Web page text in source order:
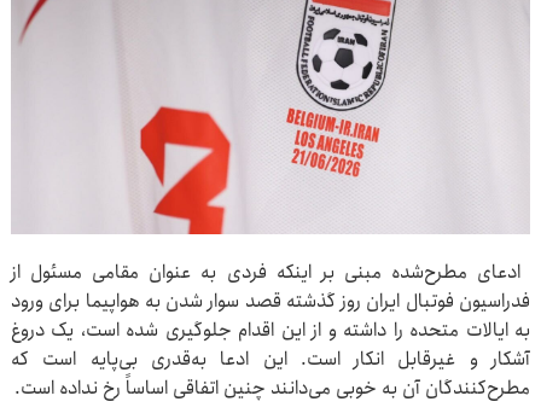
ادعای مطرح‌شده مبنی بر اینکه فردی به عنوان مقامی مسئول از
فدراسیون فوتبال ایران روز گذشته قصد سوار شدن به هواپیما برای ورود
به ایالات متحده را داشته و از این اقدام جلوگیری شده است، یک دروغ
آشکار و غیرقابل انکار است. این ادعا به‌قدری بی‌پایه است که
مطرح‌کنندگان آن به خوبی می‌دانند چنین اتفاقی اساساً رخ نداده است.